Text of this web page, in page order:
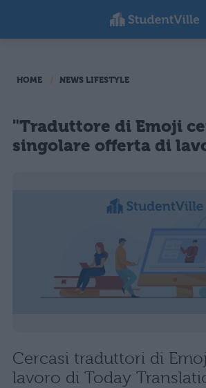
HOME NEWS LIFESTYLE
"Traduttore di Emoji
singolare offerta di
Cercasi traduttori di
lavoro di Today